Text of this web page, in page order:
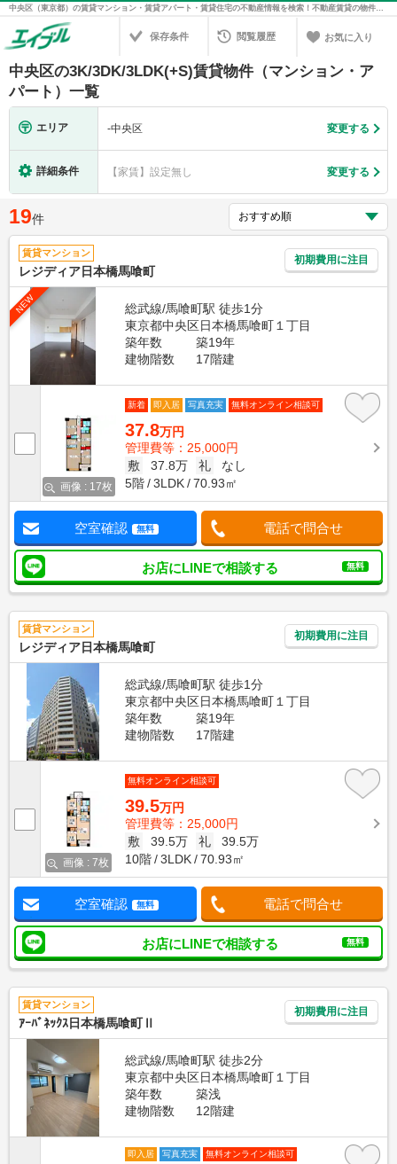
中央区（東京都）の賃貸マンション・賃貸アパート・賃貸住宅の不動産情報を検索！不動産賃貸の物件探しは、お部屋探しのエイブル
保存条件 閲覧履歴 お気に入り
中央区の3K/3DK/3LDK(+S)賃貸物件（マンション・ア
パート）一覧
エリア -中央区 変更する
詳細条件 【家賃】設定無し 変更する
19件
賃貸マンション
レジディア日本橋馬喰町
初期費用に注目
NEW
総武線/馬喰町駅 徒歩1分
東京都中央区日本橋馬喰町１丁目
築年数
築19年
建物階数
17階建
画像 : 17枚
新着 即入居 写真充実 無料オンライン相談可
37.8万円
管理費等：25,000円
敷
37.8万 礼
なし
5階
3LDK 70.93㎡
空室確認 無料 電話で問合せ
お店にLINEで相談する 無料
賃貸マンション
レジディア日本橋馬喰町
初期費用に注目
総武線/馬喰町駅 徒歩1分
東京都中央区日本橋馬喰町１丁目
築年数
築19年
建物階数
17階建
画像 : 7枚
無料オンライン相談可
39.5万円
管理費等：25,000円
敷
39.5万 礼
39.5万
10階
3LDK 70.93㎡
空室確認 無料 電話で問合せ
お店にLINEで相談する 無料
賃貸マンション
ｱｰﾊﾞﾈｯｸｽ日本橋馬喰町Ⅱ
初期費用に注目
総武線/馬喰町駅 徒歩2分
東京都中央区日本橋馬喰町１丁目
築年数
築浅
建物階数
12階建
即入居 写真充実
無料オンライン相談可